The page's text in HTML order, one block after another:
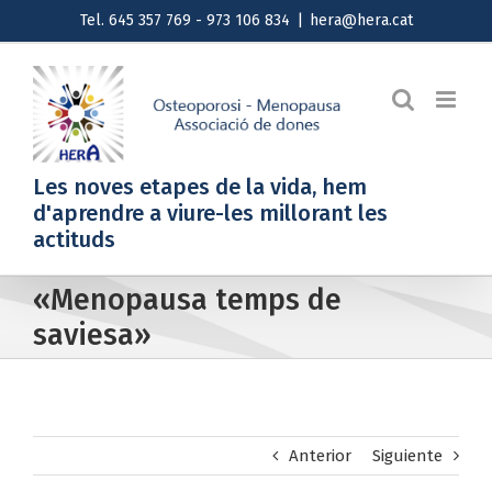
al
contenido
Tel. 645 357 769 - 973 106 834 hera@hera.cat
Les noves etapes de la vida, hem
d'aprendre a viure-les millorant les
actituds
«Menopausa temps de
saviesa»
Anterior Siguiente